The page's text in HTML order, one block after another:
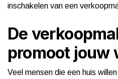
inschakelen van een
De
promoot jouw
Veel mensen die een huis